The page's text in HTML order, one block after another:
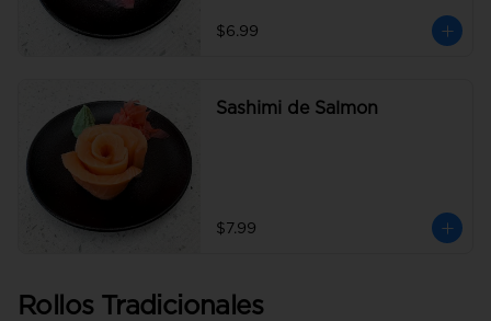
$6.99
Sashimi de Salmon
$7.99
Rollos Tradicionales